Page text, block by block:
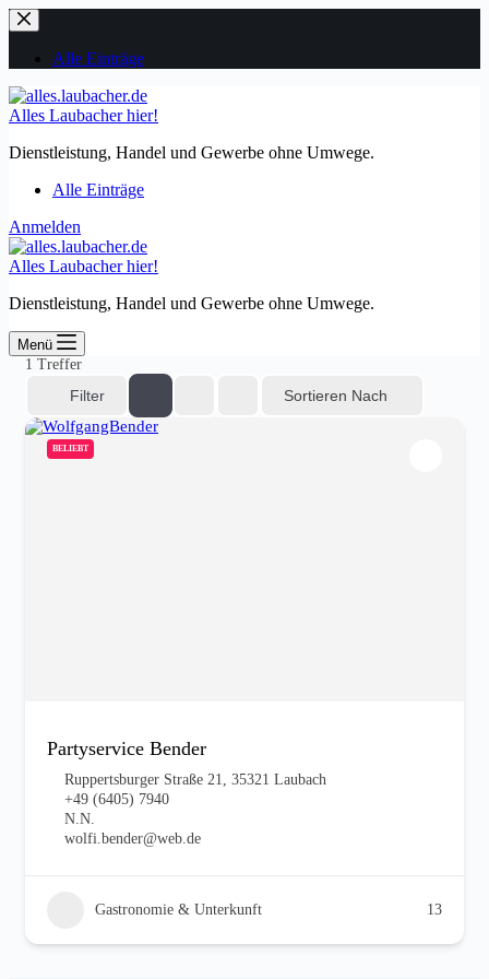
Zum
Inhalt
springenAlle Einträge
Alles Laubacher hier!
Dienstleistung, Handel und Gewerbe ohne Umwege.
Alle Einträge
Anmelden
Alles Laubacher hier!
Dienstleistung, Handel und Gewerbe ohne Umwege.
Menü
1 Treffer
Filter Sortieren Nach
BELIEBT
Partyservice Bender
Ruppertsburger Straße 21, 35321 Laubach
+49 (6405) 7940
N.N.
wolfi.bender@web.de
Gastronomie & Unterkunft 13